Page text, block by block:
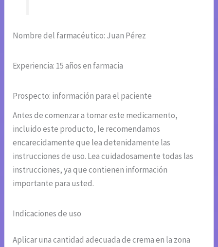
Nombre del farmacéutico: Juan Pérez
Experiencia: 15 años en farmacia
Prospecto: información para el paciente
Antes de comenzar a tomar este medicamento,
incluido este producto, le recomendamos
encarecidamente que lea detenidamente las
instrucciones de uso. Lea cuidadosamente todas las
instrucciones, ya que contienen información
importante para usted.
Indicaciones de uso
Aplicar una cantidad adecuada de crema en la zona